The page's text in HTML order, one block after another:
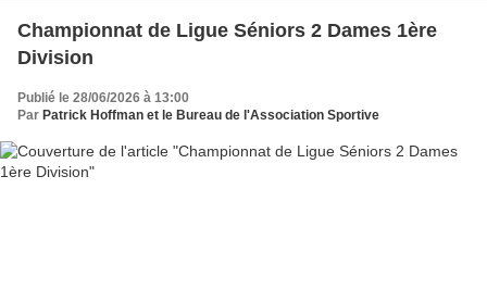
Championnat de Ligue Séniors 2 Dames 1ère
Division
Publié le 28/06/2026 à 13:00
Par Patrick Hoffman et le Bureau de l'Association Sportive